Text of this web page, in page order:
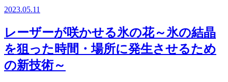
2023.05.11
レーザーが咲かせる氷の花～氷の結晶
を狙った時間・場所に発生させるため
の新技術～